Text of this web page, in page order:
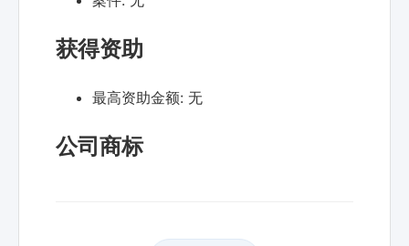
获得资助
最高资助金额: 无
公司商标